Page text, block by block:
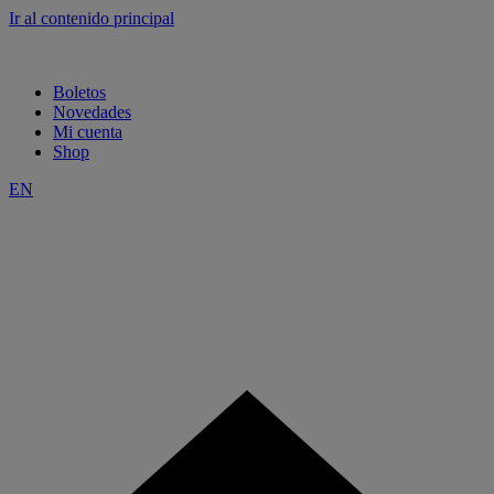
Ir al contenido principal
Boletos
Novedades
Mi cuenta
Shop
EN